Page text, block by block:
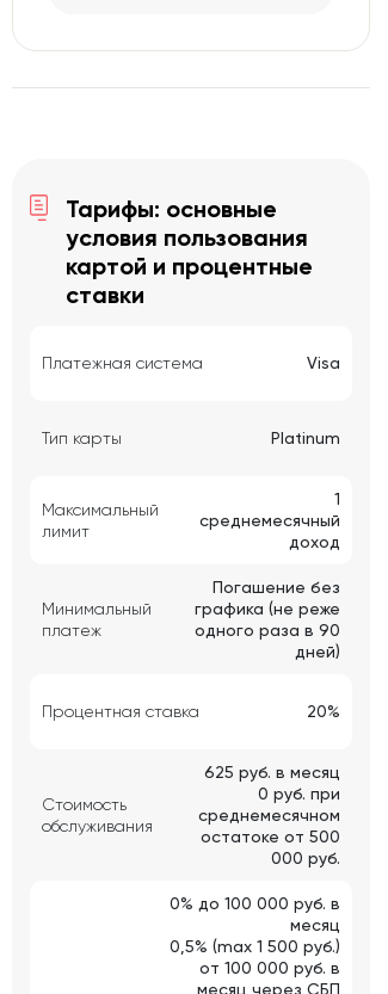
Тарифы: основные
условия пользования
картой и процентные
ставки
Платежная система Visa
Тип карты Platinum
Максимальный
лимит
1
среднемесячный
доход
Минимальный
платеж
Погашение без
графика (не реже
одного раза в 90
дней)
Процентная ставка 20%
Стоимость
обслуживания
625 руб. в месяц
0 руб. при
среднемесячном
остатоке от 500
000 руб.
0% до 100 000 руб. в
месяц
0,5% (max 1 500 руб.)
от 100 000 руб. в
месяц через СБП